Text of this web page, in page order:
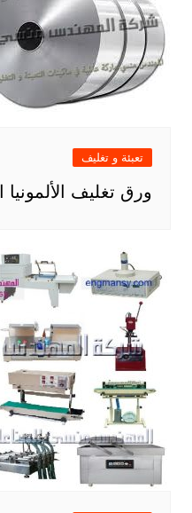
تعبئة و تغليف
ورق تغليف الألمونيا